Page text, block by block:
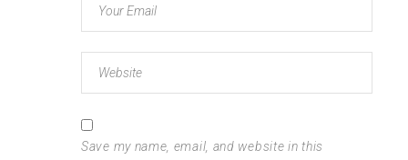
Save my name, email, and website in this